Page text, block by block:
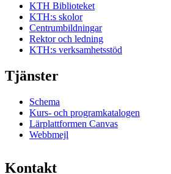
KTH Biblioteket
KTH:s skolor
Centrumbildningar
Rektor och ledning
KTH:s verksamhetsstöd
Tjänster
Schema
Kurs- och programkatalogen
Lärplattformen Canvas
Webbmejl
Kontakt